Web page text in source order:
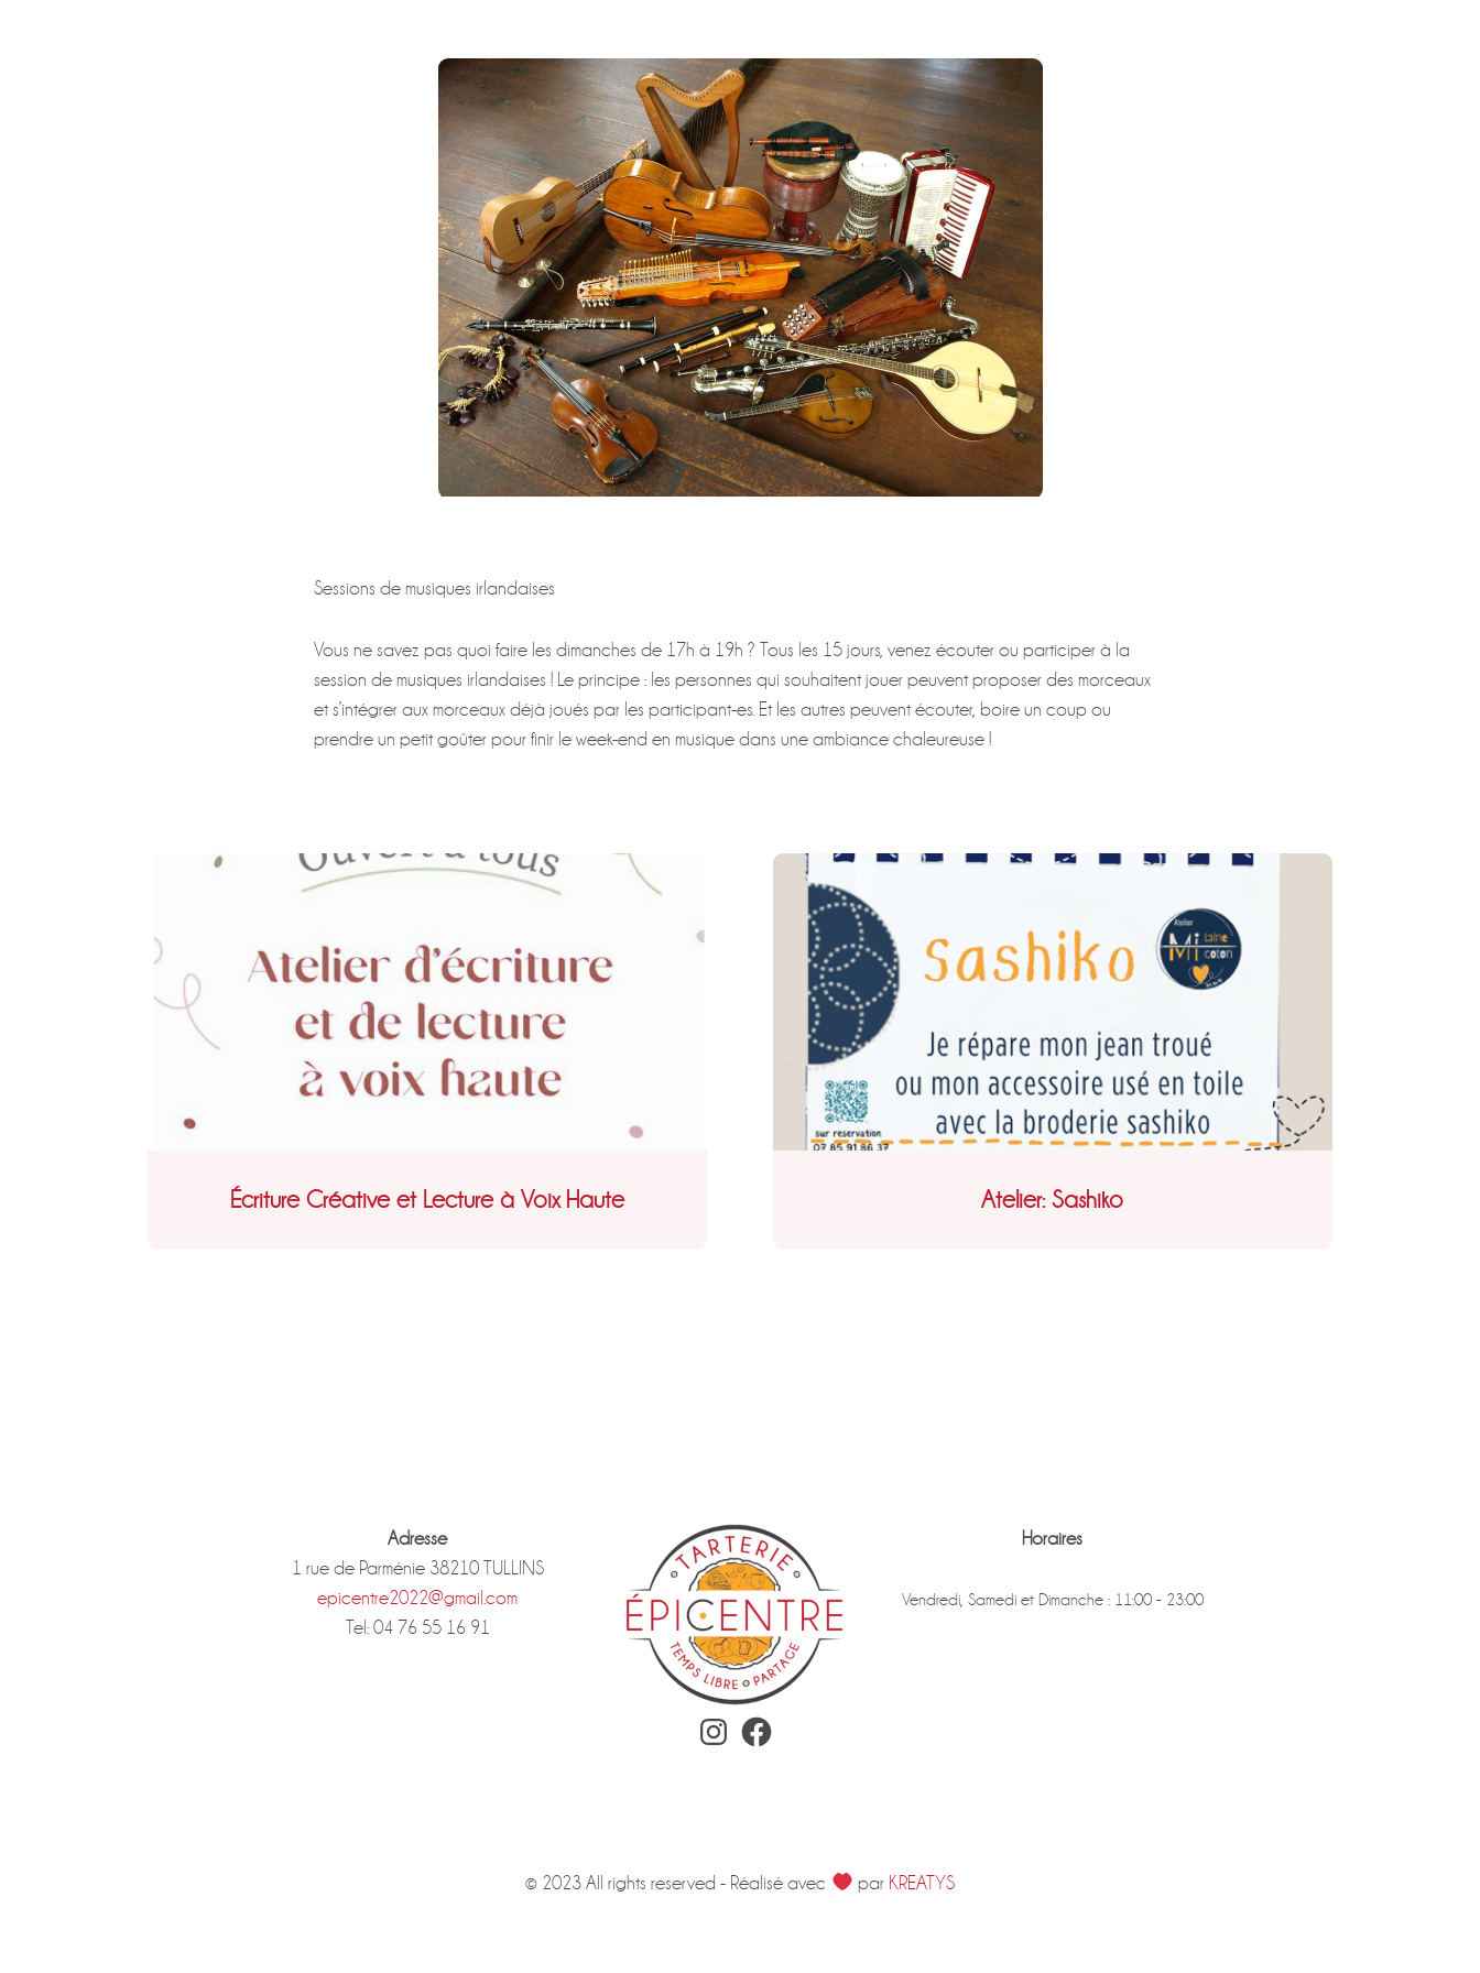
Sessions de musiques irlandaises
Vous ne savez pas quoi faire les dimanches de 17h à 19h ? Tous les 15 jours, venez écouter ou participer à la
session de musiques irlandaises ! Le principe : les personnes qui souhaitent jouer peuvent proposer des morceaux
et s’intégrer aux morceaux déjà joués par les participant-es. Et les autres peuvent écouter, boire un coup ou
prendre un petit goûter pour finir le week-end en musique dans une ambiance chaleureuse !
Écriture Créative et Lecture à Voix Haute Atelier: Sashiko
Adresse
1 rue de Parménie 38210 TULLINS
epicentre2022@gmail.com
Tel: 04 76 55 16 91
Instagram Facebook
Horaires
Vendredi, Samedi et Dimanche : 11:00 - 23:00
© 2023 All rights reserved - Réalisé avec par KREATYS